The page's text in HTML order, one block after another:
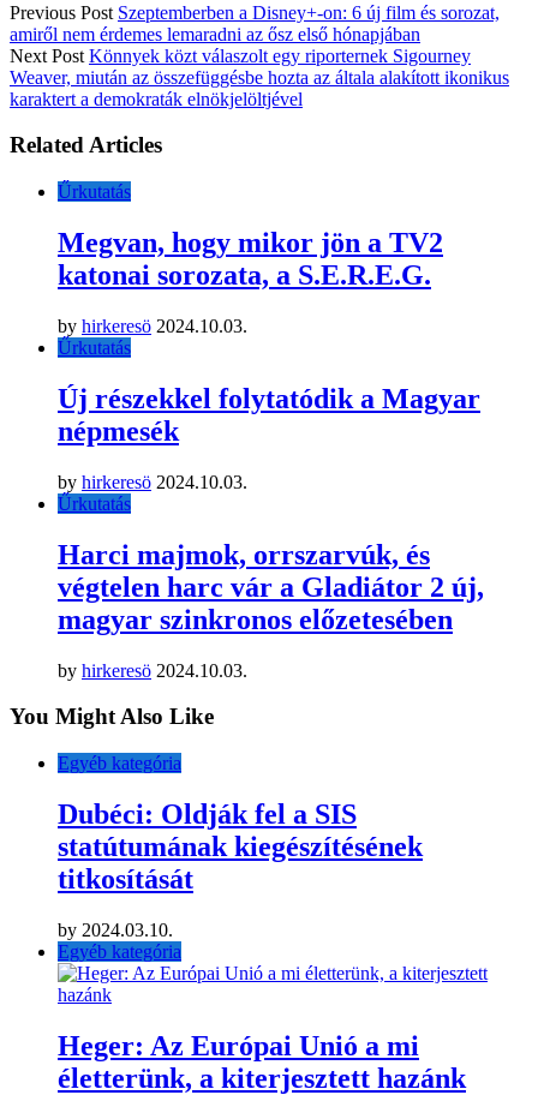
Previous Post Szeptemberben a Disney+-on: 6 új film és sorozat,
amiről nem érdemes lemaradni az ősz első hónapjában
Next Post Könnyek közt válaszolt egy riporternek Sigourney
Weaver, miután az összefüggésbe hozta az általa alakított ikonikus
karaktert a demokraták elnökjelöltjével
Related Articles
Űrkutatás
Megvan, hogy mikor jön a TV2
katonai sorozata, a S.E.R.E.G.
by hirkeresö 2024.10.03.
Űrkutatás
Új részekkel folytatódik a Magyar
népmesék
by hirkeresö 2024.10.03.
Űrkutatás
Harci majmok, orrszarvúk, és
végtelen harc vár a Gladiátor 2 új,
magyar szinkronos előzetesében
by hirkeresö 2024.10.03.
You Might Also Like
Egyéb kategória
Dubéci: Oldják fel a SIS
statútumának kiegészítésének
titkosítását
by 2024.03.10.
Egyéb kategória
Heger: Az Európai Unió a mi
életterünk, a kiterjesztett hazánk